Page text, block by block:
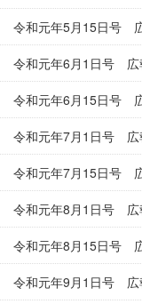
令和元年5月15日号
令和元年6月1日号 広
令和元年6月15日号
令和元年7月1日号 広
令和元年7月15日号
令和元年8月1日号 広
令和元年8月15日号
令和元年9月1日号 広